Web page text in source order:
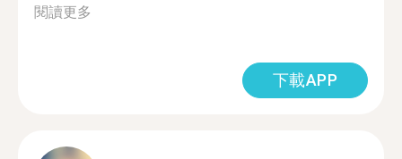
閱讀更多
下載APP